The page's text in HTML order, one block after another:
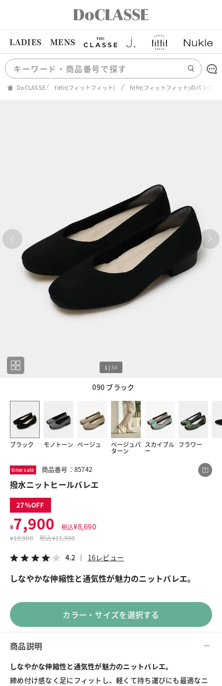
LADIES MENS
DoCLASSE fitfit(フィットフィット) fitfit(フィットフィット)のパンプス
090 ブラック
1 | 54
ブラック モノトーン ベージュ ベージュパ
ターン
スカイブル
ー
フラワー
54
time sale 商品番号：85742
撥水ニットヒールバレエ
27
¥7,900 税込¥8,690
¥10,900 税込¥11,990
4.2 16レビュー
しなやかな伸縮性と通気性が魅力のニットバレエ。
カラー・サイズを選択する
商品説明
しなやかな伸縮性と通気性が魅力のニットバレエ。
締め付け感なく足にフィットし、軽くて持ち運びにも最適なニ
この商品をシェアする
¥7,900
税込¥8,690